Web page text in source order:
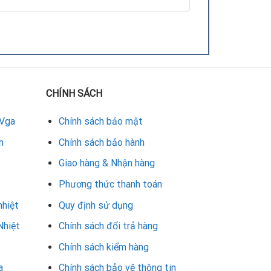
Kỹ thuật viên kiểm tra và phân tích chi tiết tình
đồ họa bị lỗi chip.
CHÍNH SÁCH
Chính sách bảo mật
Chính sách bảo hành
Giao hàng & Nhận hàng
Phương thức thanh toán
Quy định sử dụng
Chính sách đổi trả hàng
Chính sách kiểm hàng
Chính sách bảo vệ thông tin